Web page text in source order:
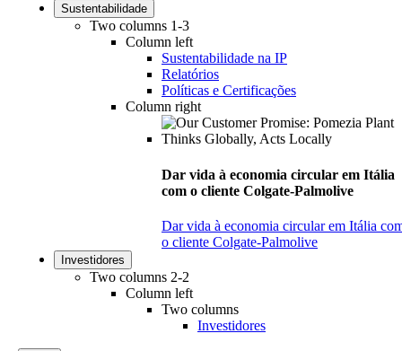
Sustentabilidade
Two columns 1-3
Column left
Sustentabilidade na IP
Relatórios
Políticas e Certificações
Column right
Dar vida à economia circular em Itália
com o cliente Colgate-Palmolive
Dar vida à economia circular em Itália
o cliente Colgate-Palmolive
Investidores
Two columns 2-2
Column left
Two columns
Investidores